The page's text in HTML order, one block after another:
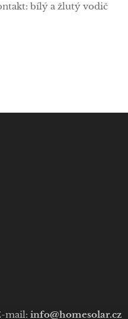
bílý a žlutý vodič
mail: info@homesolar.cz